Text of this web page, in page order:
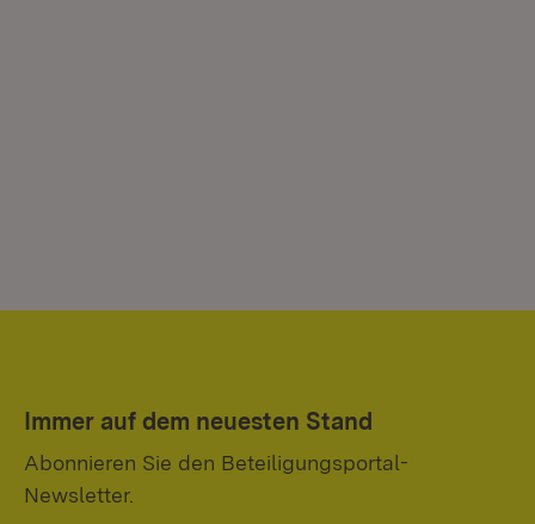
Immer auf dem neuesten Stand
Abonnieren Sie den Beteiligungsportal-
Newsletter.